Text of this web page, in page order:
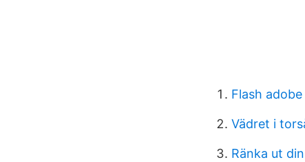
Flash
Vädret i
Ränka ut